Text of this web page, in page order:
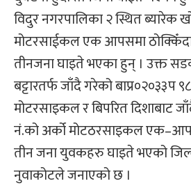
विदुर नगरपालिका २ स्थित ब्यारेक
मोटरसाईकल एक आपसमा ठोक्किँदा
तीनजना घाइते भएका हुन् । उक्त
बट्टारतर्फ जाँदै गरेको बाप्र०२०३३प
मोटरसाइकल र बिपरित दिशाबाट
नं.को अर्को मोटठरसाइकल
तीन जना युवकहरु घाइते भएको
नुवाकोटले जनाएको छ ।